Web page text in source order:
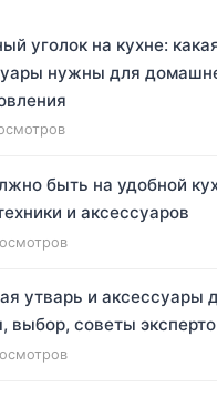
уголок на кухне:
нужны для
быть на удобной
и аксессуаров
утварь и аксессуары
выбор, советы